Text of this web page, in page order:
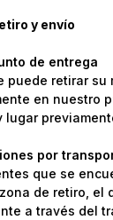
y envío
de entrega
puede retirar su
en nuestro
lugar
por
que se
de retiro, el
a través del